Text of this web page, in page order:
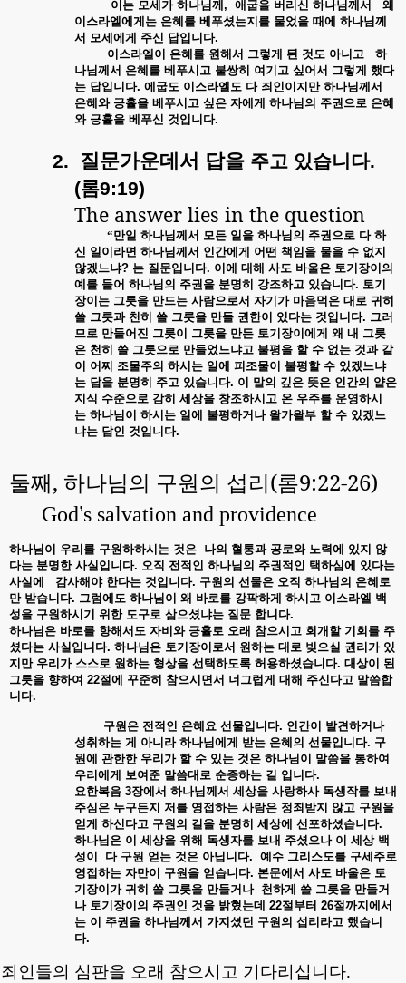
이는 모세가 하나님께 , 애굽을 버리신 하나님께서
왜
이스라엘에게는 은혜를 베푸셨는지를 물었을 때에 하나님께
서 모세에게 주신 답입니다.
이스라엘이
은혜를 원해서 그렇게 된 것도 아니고
하
나님께서 은혜를 베푸시고 불쌍히 여기고 싶어서 그렇게 했다
는 답입니다. 에굽도 이스라엘도 다 죄인이지만 하나님께서
은혜와 긍휼을 베푸시고 싶은 자에게 하나님의 주권으로 은혜
와 긍휼을 베푸신 것입니다.
2. 질문가운데서 답을 주고 있습니다.
(롬9:19)
The answer lies in the question
“만일 하나님께서 모든 일을 하나님의 주권으로 다 하
신 일이라면 하나님께서 인간에게 어떤 책임을 물을 수 없지
않겠느냐? 는 질문입니다. 이에 대해 사도 바울은 토기장이의
예를 들어 하나님의 주권을 분명히 강조하고 있습니다. 토기
장이는 그릇을 만드는 사람으로서 자기가 마음먹은 대로 귀히
쓸 그릇과 천히 쓸 그릇을 만들 권한이 있다는 것입니다. 그러
므로 만들어진 그릇이 그릇을 만든 토기장이에게 왜 내 그릇
은 천히 쓸 그릇으로 만들었느냐고 불평을 할 수 없는 것과 같
이
어찌 조물주의 하시는 일에 피조물이 불평할 수 있겠느냐
는 답을 분명히 주고 있습니다. 이 말의 깊은 뜻은 인간의 얕은
지식 수준으로 감히 세상을 창조하시고 온 우주를 운영하시
는 하나님이 하시는 일에 불평하거나 왈가왈부 할 수 있겠느
냐는 답인 것입니다.
둘째, 하나님의 구원의 섭리(롬9:22-26)
God’s salvation and providence
하나님이 우리를 구원하하시는 것은 나의 혈통과 공로와 노력에 있지 않
다는 분명한 사실입니다. 오직 전적인 하나님의 주권적인 택하심에 있다는
사실에
감사해야 한다는 것입니다. 구원의 선물은 오직 하나님의 은혜로
만 받습니다. 그럼에도 하나님이 왜 바로를 강팍하게 하시고 이스라엘 백
성을 구원하시기 위한 도구로 삼으셨냐는 질문 합니다.
하나님은 바로를 향해서도 자비와 긍휼로 오래 참으시고 회개할 기회를 주
셨다는 사실입니다. 하나님은 토기장이로서 원하는 대로 빚으실 권리가 있
지만 우리가 스스로 원하는 형상을 선택하도록 허용하셨습니다. 대상이
된
그릇을 향하여 22절에 꾸준히 참으시면서 너그럽게 대해 주신다고 말씀합
니다.
구원은 전적인 은혜요 선물입니다. 인간이
발견하거나
성취하는 게 아니라 하나님에게 받는 은혜의 선물입니다. 구
원에 관한한 우리가 할 수 있는 것은 하나님이 말씀을 통하여
우리에게 보여준 말씀대로 순종하는 길 입니다.
요한복음 3장에서 하나님께서 세상을 사랑하사 독생작를 보내
주심은 누구든지 저를 영접하는 사람은 정죄받지 않고 구원을
얻게 하신다고 구원의 길을 분명히 세상에 선포하셨습니다.
하나님은 이 세상을 위해 독생자를 보내 주셨으나 이 세상 백
성이
다 구원 얻는 것은 아닙니다. 예수 그리스도를 구세주로
영접하는 자만이 구원을 얻습니다. 본문에서 사도 바울은 토
기장이가 귀히 쓸 그릇을 만들거나 천하게 쓸 그릇을 만들거
나 토기장이의 주권인 것을 밝혔는데 22절부터 26절까지에서
는 이 주권을 하나님께서 가지셨던 구원의 섭리라고 했습니
다.
죄 인들의 심판을 오래 참으시고 기다리십 니다.